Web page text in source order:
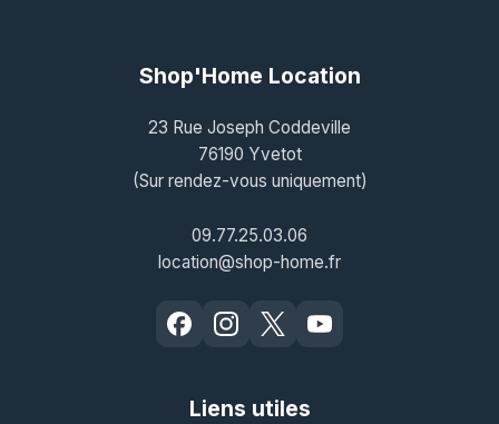
Shop'Home Location
23 Rue Joseph Coddeville
76190 Yvetot
(Sur rendez-vous uniquement)
09.77.25.03.06
location@shop-home.fr
Liens utiles